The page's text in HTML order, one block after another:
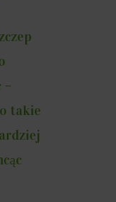
–
takie